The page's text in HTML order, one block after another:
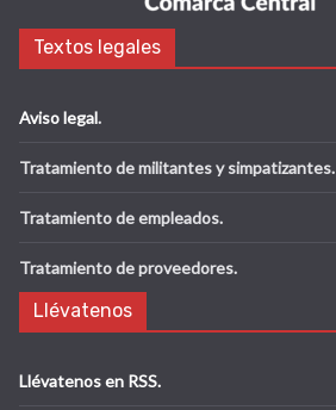
Textos legales
Aviso legal.
Tratamiento de militantes y simpatizantes.
Tratamiento de empleados.
Tratamiento de proveedores.
Llévatenos
Llévatenos en RSS.